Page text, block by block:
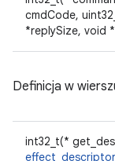
cmdCode,
*replySize, void
Definicja w
int32_t(*